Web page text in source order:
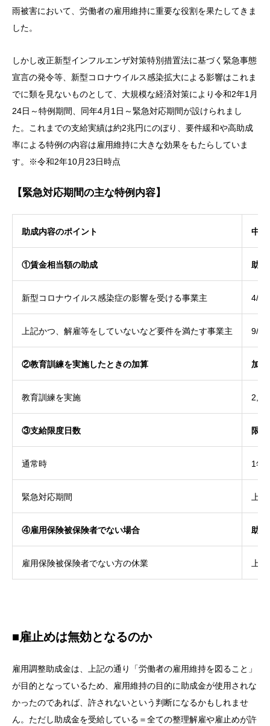
雨被害において、労働者の雇用維持に重要な役割を果たしてきま
した。
しかし改正新型インフルエンザ対策特別措置法に基づく緊急事態
宣言の発令等、新型コロナウイルス感染拡大による影響はこれま
でに類を見ないものとして、大規模な経済対策により令和2年1月
24日～特例期間、同年4月1日～緊急対応期間が設けられまし
た。これまでの支給実績は約2兆円にのぼり、要件緩和や高助成
率による特例の内容は雇用維持に大きな効果をもたらしていま
す。※令和2年10月23日時点
【緊急対応期間の主な特例内容】
助成内容のポイント 中小
①賃金相当額の助成 助成
新型コロナウイルス感染症の影響を受ける事業主 4/5
上記かつ、解雇等をしていないなど要件を満たす事業主 9/10
②教育訓練を実施したときの加算 加算
教育訓練を実施
③支給限度日数 限
通常時 1年
緊急対応期間 上記
④雇用保険被保険者でない場合 助成
雇用保険被保険者でない方の休業 上
■雇止めは無効となるのか
雇用調整助成金は、上記の通り「労働者の雇用維持を図ること」
が目的となっているため、雇用維持の目的に助成金が使用されな
かったのであれば、許されないという判断になるかもしれませ
ん。ただし助成金を受給している＝全ての整理解雇や雇止めが許